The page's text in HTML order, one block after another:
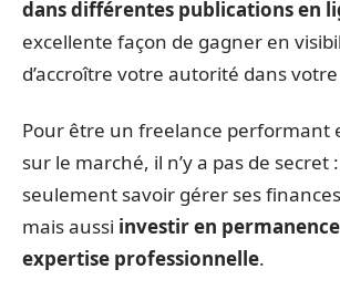
dans différentes publications en
excellente façon de gagner en
d’accroître votre autorité dans
Pour être un freelance performant
sur le marché, il n’y a pas de secret
seulement savoir gérer ses
mais aussi investir en
expertise professionnelle.